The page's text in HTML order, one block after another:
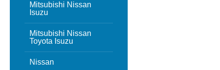
Mitsubishi Nissan
Isuzu
Mitsubishi Nissan
Toyota Isuzu
Nissan